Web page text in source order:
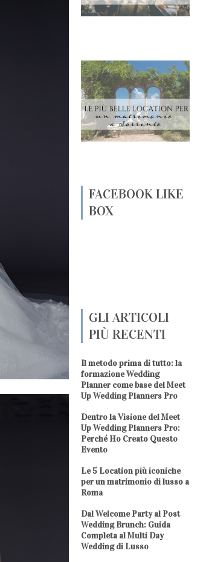
FACEBOOK LIKE
BOX
GLI ARTICOLI
PIÙ RECENTI
Il metodo prima di tutto: la
formazione Wedding
Planner come base del Meet
Up Wedding Planners Pro
Dentro la Visione del Meet
Up Wedding Planners Pro:
Perché Ho Creato Questo
Evento
Le 5 Location più iconiche
per un matrimonio di lusso a
Roma
Dal Welcome Party al Post
Wedding Brunch: Guida
Completa al Multi Day
Wedding di Lusso